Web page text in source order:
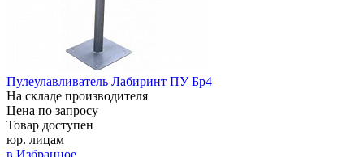
Пулеулавливатель Лабиринт ПУ Бр4
На складе производителя
Цена по запросу
Товар доступен
юр. лицам